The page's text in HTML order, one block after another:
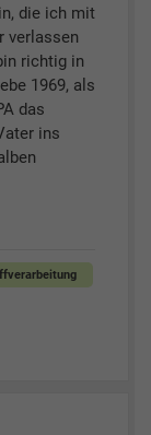
die ich mit
verlassen
richtig in
1969, als
das
ins